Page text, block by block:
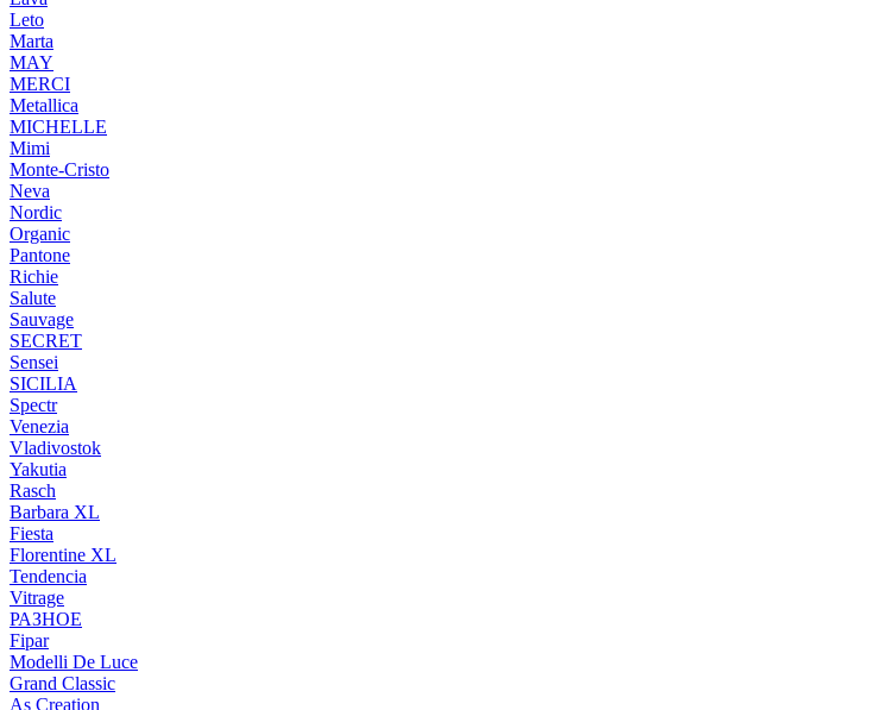
Leto
Marta
MAY
MERCI
Metallica
MICHELLE
Mimi
Monte-Cristo
Neva
Nordic
Organic
Pantone
Richie
Salute
Sauvage
SECRET
Sensei
SICILIA
Spectr
Venezia
Vladivostok
Yakutia
Rasch
Barbara XL
Fiesta
Florentine XL
Tendencia
Vitrage
РАЗНОЕ
Fipar
Modelli De Luce
Grand Classic
As Creation